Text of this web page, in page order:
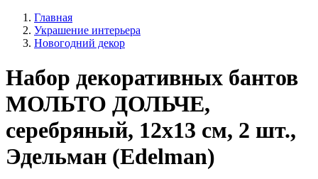
Главная
Украшение интерьера
Новогодний декор
Набор декоративных бантов
МОЛЬТО ДОЛЬЧЕ,
серебряный, 12х13 см, 2 шт.,
Эдельман (Edelman)